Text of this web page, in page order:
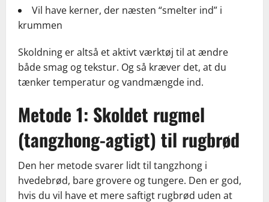
Vil have kerner, der næsten “smelter ind” i
krummen
Skoldning er altså et aktivt værktøj til at ændre
både smag og tekstur. Og så kræver det, at du
tænker temperatur og vandmængde ind.
Metode 1: Skoldet rugmel
(tangzhong-agtigt) til rugbrød
Den her metode svarer lidt til tangzhong i
hvedebrød, bare grovere og tungere. Den er god,
hvis du vil have et mere saftigt rugbrød uden at